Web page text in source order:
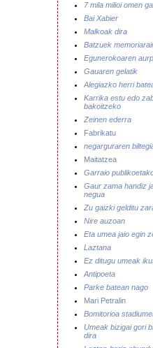
7 mila milioi omen
Bai Xabier
Malkoak dira
Batzuek
Egunerokoaren
Gauaren gelatik
Alegiazko herri
Karrika estu edo
bakoitzeko
Zeinen ederra
Fabrikatu
negarguraren
Maitatzea
Garraio
Gaur zama handiz
negua
Zu gaizki gelditu
Nire auzoan
Eta umea jaio egin
Laztana
Ez ditugu umeak
Antipoeta
Parke batean nago
Mari Petralin
Bomitorioa
Umeak bizigai gori
dira